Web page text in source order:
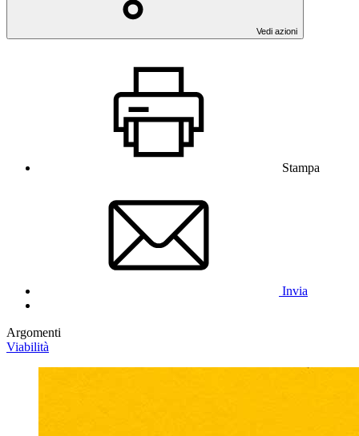
Vedi azioni
Stampa
Invia
Argomenti
Viabilità